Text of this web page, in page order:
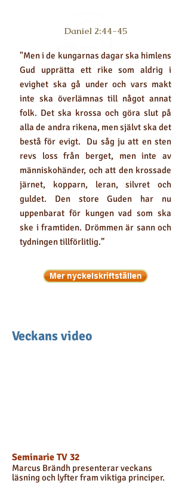
Daniel 2:44-45
"Men i de kungarnas dagar ska himlens
Gud upprätta ett rike som aldrig i
evighet ska gå under och vars makt
inte ska överlämnas till något annat
folk. Det ska krossa och göra slut på
alla de andra rikena, men självt ska det
bestå för evigt. Du såg ju att en sten
revs loss från berget, men inte av
människohänder, och att den krossade
järnet, kopparn, leran, silvret och
guldet. Den store Guden har nu
uppenbarat för kungen vad som ska
ske i framtiden. Drömmen är sann och
tydningen tillförlitlig.”
Mer nyckelskriftställen
Veckans video
Seminarie TV 32
Marcus Brändh presenterar veckans
läsning och lyfter fram viktiga principer.